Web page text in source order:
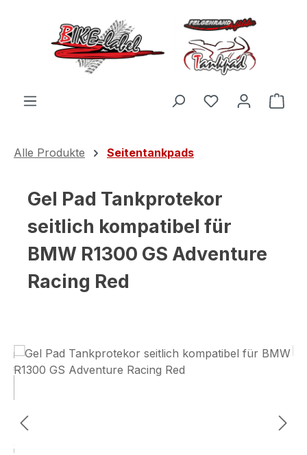
Zum Hauptinhalt springen
Du hast 0
Alle Produkte Seitentankpads
Gel Pad Tankprotekor
seitlich kompatibel für
BMW R1300 GS Adventure
Racing Red
Bildergalerie überspringen